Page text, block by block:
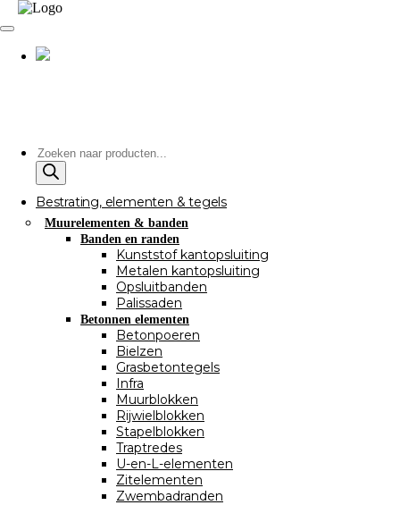
Producten
zoeken
Bestrating, elementen & tegels
Muurelementen & banden
Banden en randen
Kunststof kantopsluiting
Metalen kantopsluiting
Opsluitbanden
Palissaden
Betonnen elementen
Betonpoeren
Bielzen
Grasbetontegels
Infra
Muurblokken
Rijwielblokken
Stapelblokken
Traptredes
U-en-L-elementen
Zitelementen
Zwembadranden